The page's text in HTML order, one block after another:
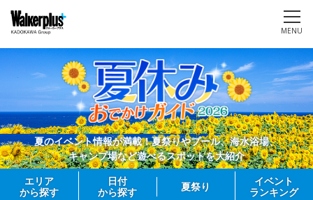
MENU
夏のイベント情報が満載！夏祭りやプール、海水浴場、
キャンプ場など遊べるスポットを大紹介
エリア
から探す
日付
から探す
夏祭り
イベント
ランキング